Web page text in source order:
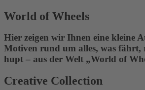
World of Wheels
Hier zeigen wir Ihnen eine kleine
Motiven rund um alles, was
hupt – aus der Welt „World of
Creative Collection